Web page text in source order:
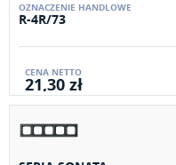
R-4R/73
21,30 zł